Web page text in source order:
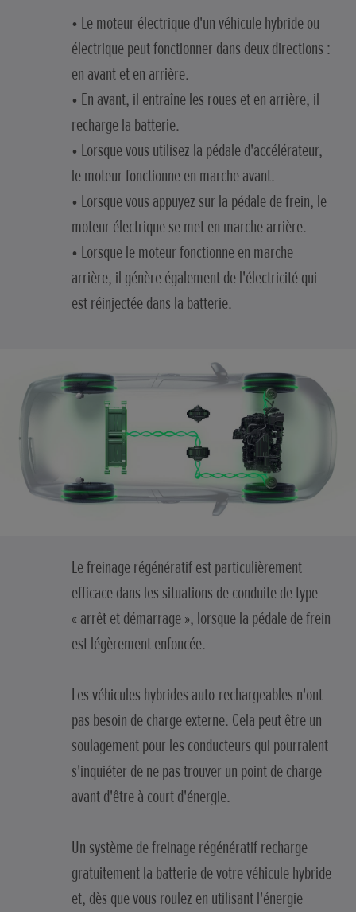
• Le moteur électrique d'un véhicule hybride ou
électrique peut fonctionner dans deux directions :
en avant et en arrière.
• En avant, il entraîne les roues et en arrière, il
recharge la batterie.
• Lorsque vous utilisez la pédale d'accélérateur,
le moteur fonctionne en marche avant.
• Lorsque vous appuyez sur la pédale de frein, le
moteur électrique se met en marche arrière.
• Lorsque le moteur fonctionne en marche
arrière, il génère également de l'électricité qui
est réinjectée dans la batterie.
Le freinage régénératif est particulièrement
efficace dans les situations de conduite de type
« arrêt et démarrage », lorsque la pédale de frein
est légèrement enfoncée.
Les véhicules hybrides auto-rechargeables n'ont
pas besoin de charge externe. Cela peut être un
soulagement pour les conducteurs qui pourraient
s'inquiéter de ne pas trouver un point de charge
avant d'être à court d'énergie.
Un système de freinage régénératif recharge
gratuitement la batterie de votre véhicule hybride
et, dès que vous roulez en utilisant l'énergie